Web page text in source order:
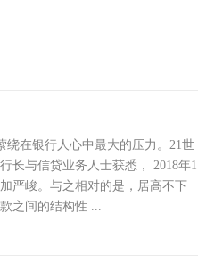
在银行人心中最大的压力。21世
长与信贷业务人士获悉， 2018年1
严峻。与之相对的是，居高不下
之间的结构性 ...